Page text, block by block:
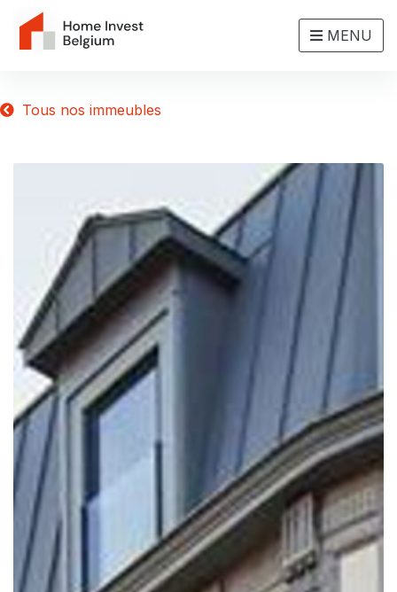
MENU
Tous nos immeubles